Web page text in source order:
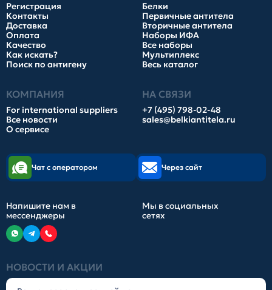
Регистрация
Контакты
Доставка
Оплата
Качество
Как искать?
Поиск по антигену
Белки
Первичные антитела
Вторичные антитела
Наборы ИФА
Все наборы
Мультиплекс
Весь каталог
КОМПАНИЯ
For international suppliers
Все новости
О сервисе
НА СВЯЗИ
+7 (495) 798-02-48
sales@belkiantitela.ru
НОВОСТИ И АКЦИИ
Чат с оператором Через сайт
Напишите нам в
мессенджеры
Мы в социальных
сетях